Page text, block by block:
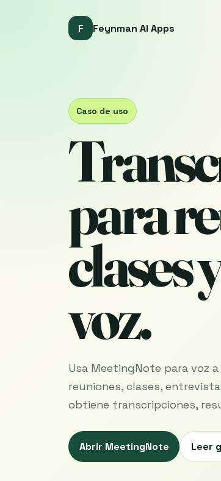
F Feynman AI Apps
Caso de uso
para
clases
voz.
Usa MeetingNote para voz
reuniones, clases,
obtiene transcripciones,
Abrir MeetingNote Leer